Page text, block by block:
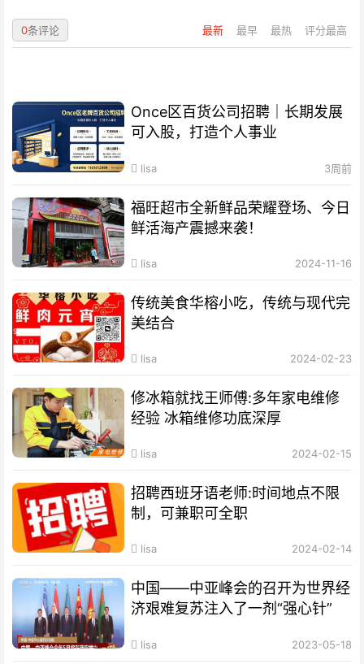
最新 最早 最热 评分最高
0条评论
Once区百货公司招聘｜长期发展
可入股，打造个人事业
lisa 3周前
福旺超市全新鲜品荣耀登场、今日
鲜活海产震撼来袭！
lisa 2024-11-16
传统美食华榕小吃，传统与现代完
美结合
lisa 2024-02-23
修冰箱就找王师傅:多年家电维修
经验 冰箱维修功底深厚
lisa 2024-02-15
招聘西班牙语老师:时间地点不限
制，可兼职可全职
lisa 2024-02-14
中国——中亚峰会的召开为世界经
济艰难复苏注入了一剂“强心针”
lisa 2023-05-18